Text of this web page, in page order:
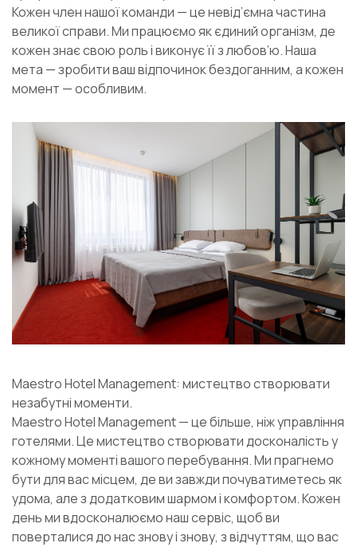
Кожен член нашої команди — це невід’ємна частина
великої справи. Ми працюємо як єдиний організм, де
кожен знає свою роль і виконує її з любов’ю. Наша
мета — зробити ваш відпочинок бездоганним, а кожен
момент — особливим.
Maestro Hotel Management: мистецтво створювати
незабутні моменти.
Maestro Hotel Management — це більше, ніж управління
готелями. Це мистецтво створювати досконалість у
кожному моменті вашого перебування. Ми прагнемо
бути для вас місцем, де ви завжди почуватиметесь як
удома, але з додатковим шармом і комфортом. Кожен
день ми вдосконалюємо наш сервіс, щоб ви
поверталися до нас знову і знову, з відчуттям, що вас